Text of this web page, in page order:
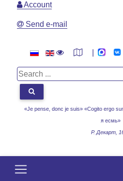
«Je pense, donc je suis» «Cogito ergo
я есмь»
Р. Декарт,
Account
Send e-mail